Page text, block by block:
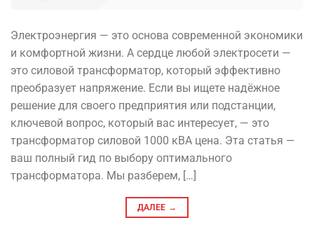
Электроэнергия — это основа современной экономики
и комфортной жизни. А сердце любой электросети —
это силовой трансформатор, который эффективно
преобразует напряжение. Если вы ищете надёжное
решение для своего предприятия или подстанции,
ключевой вопрос, который вас интересует, — это
трансформатор силовой 1000 кВА цена. Эта статья —
ваш полный гид по выбору оптимального
трансформатора. Мы разберем, […]
ДАЛЕЕ →